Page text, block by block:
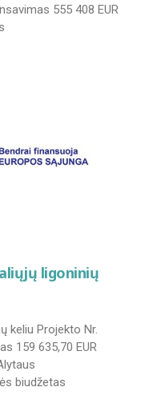
555 408 EUR
ligoninių
keliu Projekto Nr.
159 635,70 EUR
biudžetas